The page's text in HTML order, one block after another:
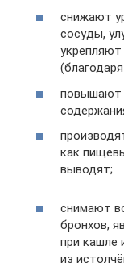
снижают
сосуды,
повышают
как
выводят;
снимают
бронхов,
при кашле
из